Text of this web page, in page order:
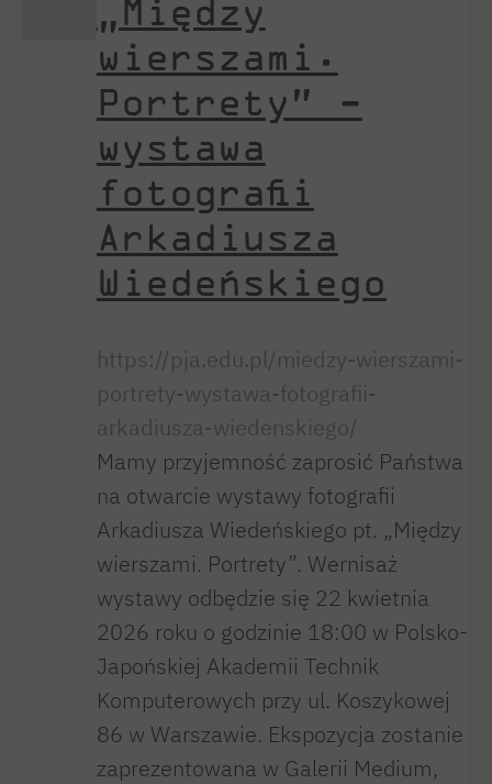
„Między
wierszami.
Portrety” -
wystawa
fotografii
Arkadiusza
Wiedeńskiego
https://pja.edu.pl/miedzy-wierszami-
portrety-wystawa-fotografii-
arkadiusza-wiedenskiego/
Mamy przyjemność zaprosić Państwa
na otwarcie wystawy fotografii
Arkadiusza Wiedeńskiego pt. „Między
wierszami. Portrety”. Wernisaż
wystawy odbędzie się 22 kwietnia
2026 roku o godzinie 18:00 w Polsko-
Japońskiej Akademii Technik
Komputerowych przy ul. Koszykowej
86 w Warszawie. Ekspozycja zostanie
zaprezentowana w Galerii Medium,